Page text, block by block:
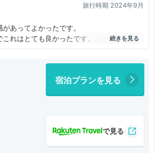
旅行時期 2024年9月
あってよかったです。
れはとても良かったです。
も多くあります。
ましたが、チェックインを待たせている間
いのではと思います。ロビーフロアにはスタ
るだけでの人が多いのはかなり残念。ウェ
ったです。プールが別料金なので、このフ
ワイらしさはないのに？？？
どろき。滞在中は何度も使えますって強調
宿泊プランを見る